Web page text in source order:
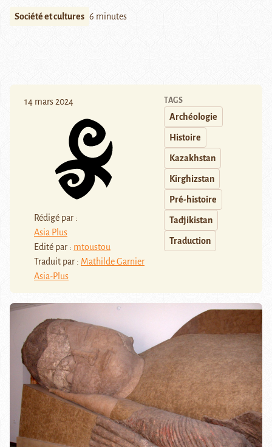
Société et cultures 6 minutes
14 mars 2024
Rédigé par :
Asia Plus
Edité par : mtoustou
Traduit par : Mathilde Garnier
Asia-Plus
TAGS
Archéologie
Histoire
Kazakhstan
Kirghizstan
Pré-histoire
Tadjikistan
Traduction